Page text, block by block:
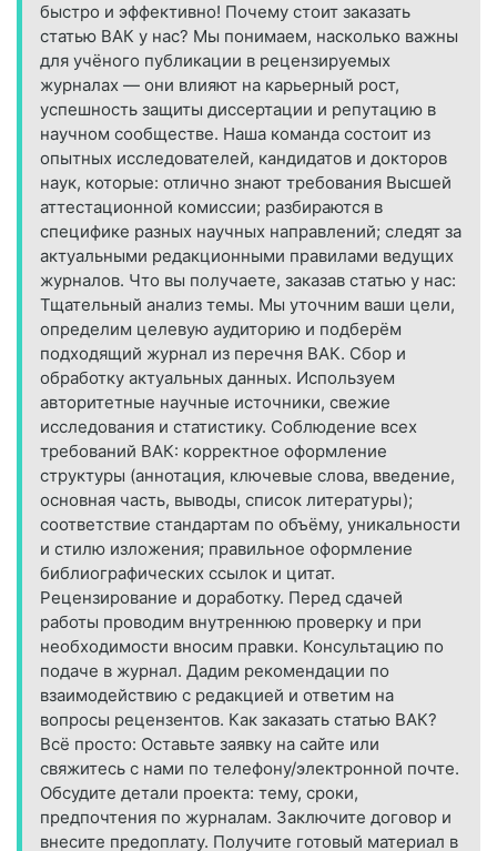
быстро и эффективно! Почему стоит заказать
статью ВАК у нас? Мы понимаем, насколько важны
для учёного публикации в рецензируемых
журналах — они влияют на карьерный рост,
успешность защиты диссертации и репутацию в
научном сообществе. Наша команда состоит из
опытных исследователей, кандидатов и докторов
наук, которые: отлично знают требования Высшей
аттестационной комиссии; разбираются в
специфике разных научных направлений; следят за
актуальными редакционными правилами ведущих
журналов. Что вы получаете, заказав статью у нас:
Тщательный анализ темы. Мы уточним ваши цели,
определим целевую аудиторию и подберём
подходящий журнал из перечня ВАК. Сбор и
обработку актуальных данных. Используем
авторитетные научные источники, свежие
исследования и статистику. Соблюдение всех
требований ВАК: корректное оформление
структуры (аннотация, ключевые слова, введение,
основная часть, выводы, список литературы);
соответствие стандартам по объёму, уникальности
и стилю изложения; правильное оформление
библиографических ссылок и цитат.
Рецензирование и доработку. Перед сдачей
работы проводим внутреннюю проверку и при
необходимости вносим правки. Консультацию по
подаче в журнал. Дадим рекомендации по
взаимодействию с редакцией и ответим на
вопросы рецензентов. Как заказать статью ВАК?
Всё просто: Оставьте заявку на сайте или
свяжитесь с нами по телефону/электронной почте.
Обсудите детали проекта: тему, сроки,
предпочтения по журналам. Заключите договор и
внесите предоплату. Получите готовый материал в